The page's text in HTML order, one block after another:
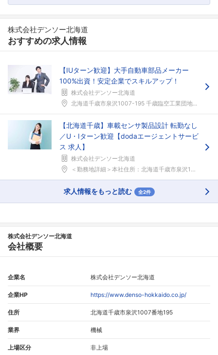
株式会社デンソー北海道
おすすめの求人情報
【IUターン歓迎】大手自動車部品メーカー
100%出資！安定企業でスキルアップ！
株式会社デンソー北海道
北海道千歳市泉沢1007-195 千歳臨空工業団地...
【北海道千歳】車載センサ製品設計 転勤なし
／U・Iターン歓迎【dodaエージェントサービ
ス 求人】
株式会社デンソー北海道
＜勤務地詳細＞本社住所：北海道千歳市泉沢1007-...
求人情報をもっと読む 全2件
株式会社デンソー北海道
会社概要
企業名 株式会社デンソー北海道
企業HP https://www.denso-hokkaido.co.jp/
住所 北海道千歳市泉沢1007番地195
業界 機械
上場区分 非上場